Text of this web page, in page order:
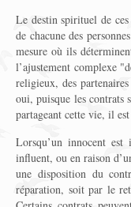
Le destin spirituel de
de chacune des
mesure où ils
l’ajustement complexe
religieux, des
oui, puisque les contrats
partageant cette vie, il
Lorsqu’un innocent
influent, ou en raison
une disposition du
réparation, soit par le